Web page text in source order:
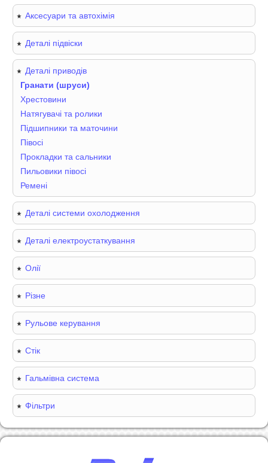
Аксесуари та автохімія
Деталі підвіски
Деталі приводів
Гранати (шруси)
Хрестовини
Натягувачі та ролики
Підшипники та маточини
Півосі
Прокладки та сальники
Пильовики півосі
Ремені
Деталі системи охолодження
Деталі електроустаткування
Олії
Різне
Рульове керування
Стік
Гальмівна система
Фільтри